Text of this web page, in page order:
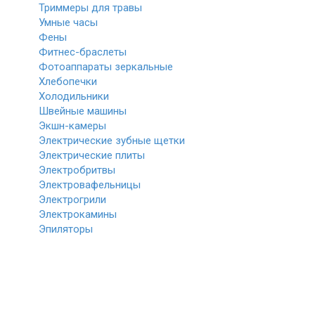
Триммеры для травы
Умные часы
Фены
Фитнес-браслеты
Фотоаппараты зеркальные
Хлебопечки
Холодильники
Швейные машины
Экшн-камеры
Электрические зубные щетки
Электрические плиты
Электробритвы
Электровафельницы
Электрогрили
Электрокамины
Эпиляторы